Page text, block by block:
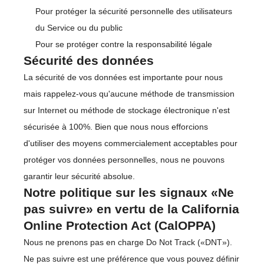
Pour protéger la sécurité personnelle des utilisateurs
du Service ou du public
Pour se protéger contre la responsabilité légale
Sécurité des données
La sécurité de vos données est importante pour nous
mais rappelez-vous qu'aucune méthode de transmission
sur Internet ou méthode de stockage électronique n'est
sécurisée à 100%. Bien que nous nous efforcions
d'utiliser des moyens commercialement acceptables pour
protéger vos données personnelles, nous ne pouvons
garantir leur sécurité absolue.
Notre politique sur les signaux «Ne
pas suivre» en vertu de la California
Online Protection Act (CalOPPA)
Nous ne prenons pas en charge Do Not Track («DNT»).
Ne pas suivre est une préférence que vous pouvez définir